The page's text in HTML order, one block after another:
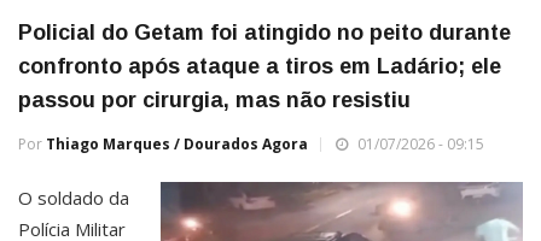
Policial do Getam foi atingido no peito durante
confronto após ataque a tiros em Ladário; ele
passou por cirurgia, mas não resistiu
Por Thiago Marques / Dourados Agora 01/07/2026 - 09:15
O soldado da
Polícia Militar